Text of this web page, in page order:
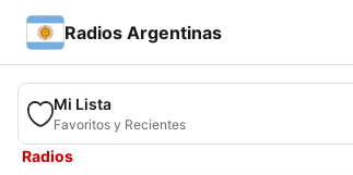
Radios Argentinas
Mi Lista
Favoritos y Recientes
Radios